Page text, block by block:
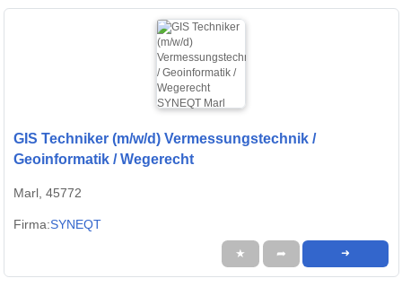
GIS Techniker (m/w/d) Vermessungstechnik /
Geoinformatik / Wegerecht
Marl, 45772
Firma:SYNEQT
★ ➦ ➜